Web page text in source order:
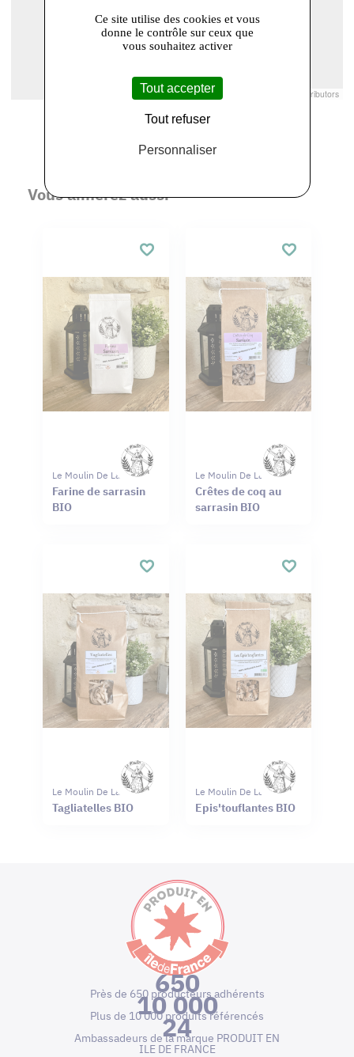
© Openstreetmap France | © contributors
Vous aimerez aussi
Le Moulin De Launay
Farine de sarrasin
BIO
Le Moulin De Launay
Crêtes de coq au
sarrasin BIO
Le Moulin De Launay
Tagliatelles BIO
Le Moulin De Launay
Epis'touflantes BIO
650
Près de 650 producteurs adhérents
10 000
Plus de 10 000 produits référencés
24
Ambassadeurs de la marque PRODUIT EN
ILE DE FRANCE
Ce site utilise des cookies et vous
donne le contrôle sur ceux que
vous souhaitez activer
Tout accepter
Tout refuser
Personnaliser